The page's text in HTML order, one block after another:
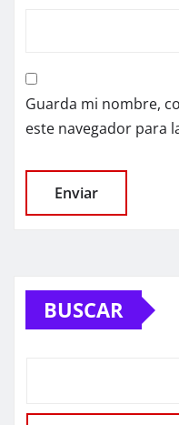
Guarda mi nombre,
este navegador para
BUSCAR